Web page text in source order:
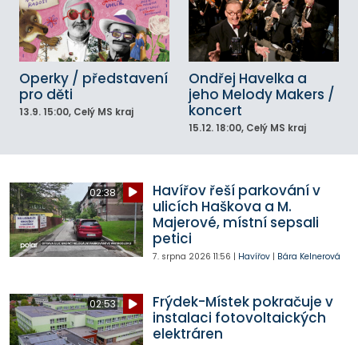
Operky / představení
pro děti
13.9. 15:00, Celý MS kraj
Ondřej Havelka a
jeho Melody Makers /
koncert
15.12. 18:00, Celý MS kraj
02:38
Havířov řeší parkování v
ulicích Haškova a M.
Majerové, místní sepsali
petici
7. srpna 2026 11:56 | Havířov| Bára Kelnerová
02:53
Frýdek-Místek pokračuje v
instalaci fotovoltaických
elektráren